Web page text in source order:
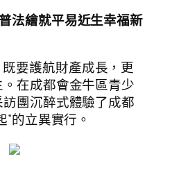
法繪就平易近生幸福新
要護航財產成長，更
在成都會金牛區青少
團沉醉式體驗了成都
的立異實行。